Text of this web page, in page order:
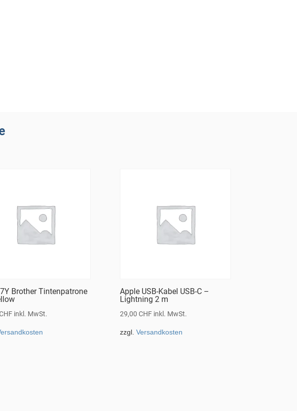
Brother Tintenpatrone
inkl. MwSt.
Apple USB-Kabel USB-C –
Lightning 2 m
29,00CHF inkl. MwSt.
zzgl.Versandkosten